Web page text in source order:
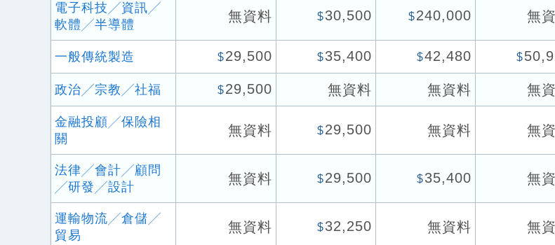
電子科技╱資訊╱
軟體╱半導體
無資料 $30,500 $240,000 無
一般傳統製造 $29,500 $35,400 $42,480 $
政治╱宗教╱社福 $29,500 無資料 無資料 無
金融投顧╱保險相
關
無資料 $29,500 無資料 無
法律╱會計╱顧問
╱研發╱設計
無資料 $29,500 $35,400 無
運輸物流╱倉儲╱
貿易
無資料 $32,250 無資料 無